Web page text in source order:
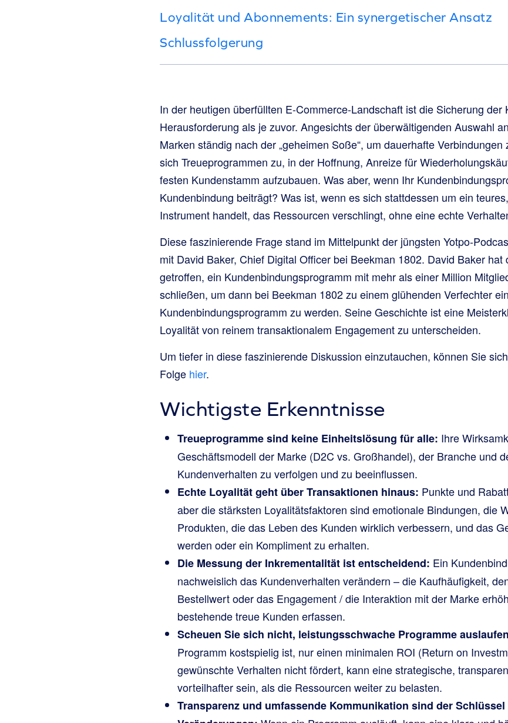
Loyalität und Abonnements: Ein synergetischer Ansatz
Schlussfolgerung
In der heutigen überfüllten E-Commerce-Landschaft ist die Sicherung
Herausforderung als je zuvor. Angesichts der überwältigenden Auswahl
Marken ständig nach der „geheimen Soße“, um dauerhafte
sich Treueprogrammen zu, in der Hoffnung, Anreize für
festen Kundenstamm aufzubauen. Was aber, wenn Ihr
Kundenbindung beiträgt? Was ist, wenn es sich stattdessen um ein
Instrument handelt, das Ressourcen verschlingt, ohne eine echte
Diese faszinierende Frage stand im Mittelpunkt der jüngsten Yotpo-
mit David Baker, Chief Digital Officer bei Beekman 1802. David Baker hat
getroffen, ein Kundenbindungsprogramm mit mehr als einer Million
schließen, um dann bei Beekman 1802 zu einem glühenden Verfechter
Kundenbindungsprogramm zu werden. Seine Geschichte ist eine
Loyalität von reinem transaktionalem Engagement zu unterscheiden.
Um tiefer in diese faszinierende Diskussion einzutauchen, können Sie
Folge hier.
Wichtigste Erkenntnisse
Treueprogramme sind keine Einheitslösung für alle: Ihre
Geschäftsmodell der Marke (D2C vs. Großhandel), der Branche und
Kundenverhalten zu verfolgen und zu beeinflussen.
Echte Loyalität geht über Transaktionen hinaus: Punkte und
aber die stärksten Loyalitätsfaktoren sind emotionale Bindungen, die
Produkten, die das Leben des Kunden wirklich verbessern, und das
werden oder ein Kompliment zu erhalten.
Die Messung der Inkrementalität ist entscheidend: Ein
nachweislich das Kundenverhalten verändern – die Kaufhäufigkeit,
Bestellwert oder das Engagement / die Interaktion mit der Marke
bestehende treue Kunden erfassen.
Scheuen Sie sich nicht, leistungsschwache Programme
Programm kostspielig ist, nur einen minimalen ROI (Return on
gewünschte Verhalten nicht fördert, kann eine strategische,
vorteilhafter sein, als die Ressourcen weiter zu belasten.
Transparenz und umfassende Kommunikation sind der